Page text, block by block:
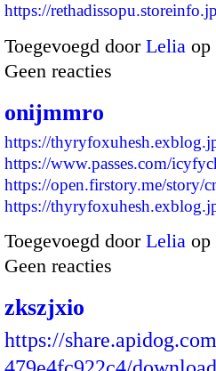
https://
Toegevoegd door Lelia op
Geen reacties
onijmmro
https://
https://www.passes.com/
https://open.firstory.me/story/
https://
Toegevoegd door Lelia op
Geen reacties
zkszjxio
https://